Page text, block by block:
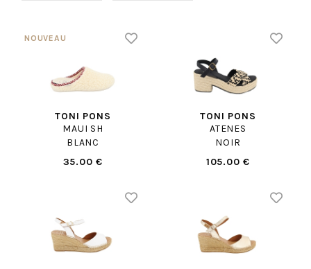
TONI PONS
MAUI SH
BLANC
35.00 €
TONI PONS
ATENES
NOIR
105.00 €